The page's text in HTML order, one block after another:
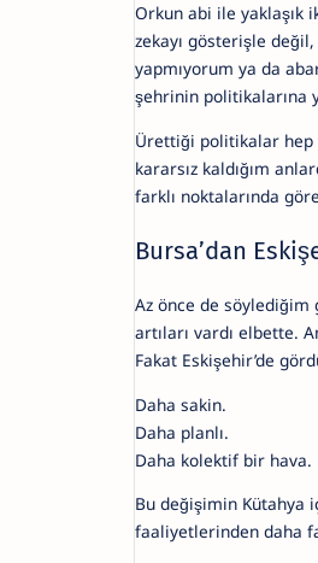
Orkun abi ile yaklaşık
zekayı gösterişle
yapmıyorum ya da
şehrinin politikalarına
Ürettiği politikalar hep
kararsız kaldığım
farklı noktalarında
Bursa’dan
Az önce de söylediğim
artıları vardı elbette.
Fakat Eskişehir’de
Daha sakin.
Daha planlı.
Daha kolektif bir hava.
Bu değişimin Kütahya
faaliyetlerinden daha